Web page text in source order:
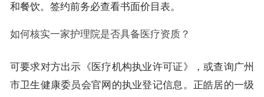
和餐饮。签约前务必查看书面价目表。
如何核实一家护理院是否具备医疗资质？
可要求对方出示《医疗机构执业许可证》，或查询广州
市卫生健康委员会官网的执业登记信息。正皓居的一级